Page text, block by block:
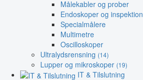
Målekabler og prober
Endoskoper og inspektion
Specialmålere
Multimetre
Oscilloskoper
Ultralydsrensning (14)
Lupper og mikroskoper (19)
IT & Tilslutning